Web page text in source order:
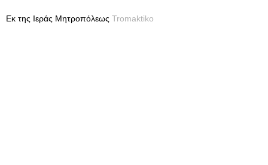
Εκ της Ιεράς Μητροπόλεως Tromaktiko